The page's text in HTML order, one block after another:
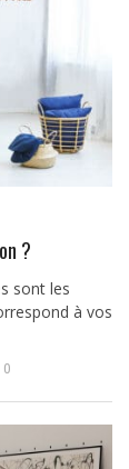
?
sont les
à vos
0